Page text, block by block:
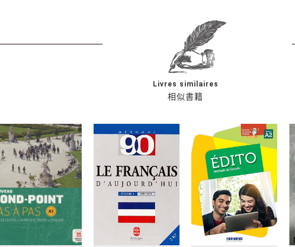
相似書籍
Livres similaires